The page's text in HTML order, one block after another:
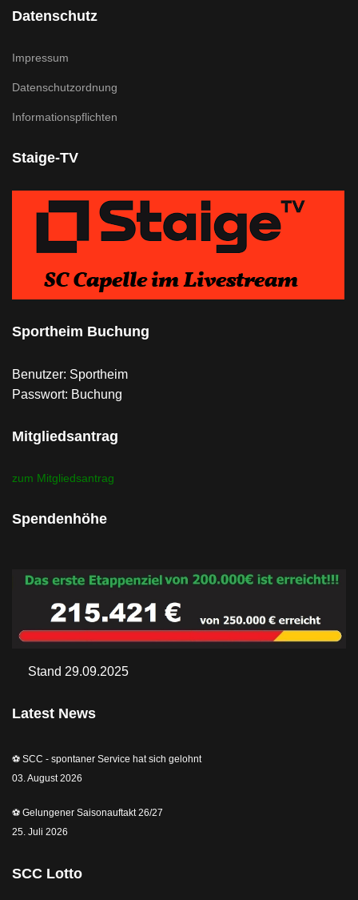
Datenschutz
Impressum
Datenschutzordnung
Informationspflichten
Staige-TV
Sportheim Buchung
Benutzer: Sportheim
Passwort: Buchung
Mitgliedsantrag
zum Mitgliedsantrag
Spendenhöhe
Stand 29.09.2025
Latest News
⚽️ SCC - spontaner Service hat sich gelohnt
03. August 2026
⚽️ Gelungener Saisonauftakt 26/27
25. Juli 2026
SCC Lotto